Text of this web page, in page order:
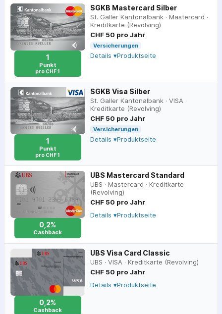
1
Punkt
pro CHF 1
SGKB Mastercard Silber
St. Galler Kantonalbank · Mastercard ·
Kreditkarte (Revolving)
CHF 50 pro Jahr
Versicherungen
Details ▾Produktseite
1
Punkt
pro CHF 1
SGKB Visa Silber
St. Galler Kantonalbank · VISA ·
Kreditkarte (Revolving)
CHF 50 pro Jahr
Versicherungen
Details ▾Produktseite
0,2%
Cashback
UBS Mastercard Standard
UBS · Mastercard · Kreditkarte
(Revolving)
CHF 50 pro Jahr
Details ▾Produktseite
0,2%
Cashback
UBS Visa Card Classic
UBS · VISA · Kreditkarte (Revolving)
CHF 50 pro Jahr
Details ▾Produktseite